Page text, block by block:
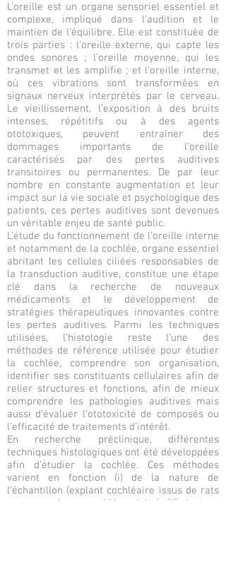
L’oreille est un organe sensoriel essentiel et
complexe, impliqué dans l’audition et le
maintien de l’équilibre. Elle est constituée de
trois parties : l’oreille externe, qui capte les
ondes sonores ; l’oreille moyenne, qui les
transmet et les amplifie ; et l’oreille interne,
où ces vibrations sont transformées en
signaux nerveux interprétés par le cerveau.
Le vieillissement, l’exposition à des bruits
intenses, répétitifs ou à des agents
ototoxiques, peuvent entrainer des
dommages importants de l’oreille
caractérisés par des pertes auditives
transitoires ou permanentes. De par leur
nombre en constante augmentation et leur
impact sur la vie sociale et psychologique des
patients, ces pertes auditives sont devenues
un véritable enjeu de santé public.
L’étude du fonctionnement de l’oreille interne
et notamment de la cochlée, organe essentiel
abritant les cellules ciliées responsables de
la transduction auditive, constitue une étape
clé dans la recherche de nouveaux
médicaments et le développement de
stratégies thérapeutiques innovantes contre
les pertes auditives. Parmi les techniques
utilisées, l’histologie reste l’une des
méthodes de référence utilisée pour étudier
la cochlée, comprendre son organisation,
identifier ses constituants cellulaires afin de
relier structures et fonctions, afin de mieux
comprendre les pathologies auditives mais
aussi d’évaluer l’ototoxicité de composés ou
l’efficacité de traitements d’intérêt.
En recherche préclinique, différentes
techniques histologiques ont été développées
afin d’étudier la cochlée. Ces méthodes
varient en fonction (i) de la nature de
l’échantillon (explant cochléaire issus de rats
nouveau-nés ou cochlée adulte), (ii) du type